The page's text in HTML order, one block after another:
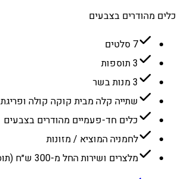
כלים מהודרים בצבעים
7 סלטים
3 תוספות
3 מנות בשר
שתייה קלה מבית קוקה קולה ופריגת
כלים חד-פעמיים מהודרים בצבעים
לחמניה המוציא / מזונות
מלצרים ושירות החל מ-300 ש״ח (תוספת)